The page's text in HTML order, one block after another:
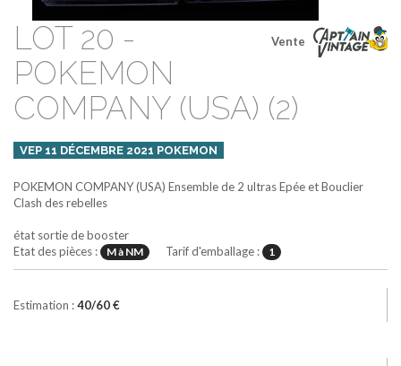
Vente
LOT 20 -
POKEMON
COMPANY (USA) (2)
VEP 11 DÉCEMBRE 2021 POKEMON
POKEMON COMPANY (USA) Ensemble de 2 ultrasEpée et Bouclier
Clash des rebelles
état sortie de booster
Etat des pièces :
M à NM Tarif d'emballage : 1
Estimation :40/60 €